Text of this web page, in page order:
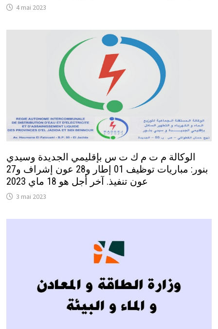
4 mai 2023
الوكالة م ت م ك ت س بإقليمي الجديدة وسيدي
بنور: مباريات توظيف 01 إطار و28 عون إشراف و27
عون تنفيذ. آخر أجل هو 18 ماي 2023
3 mai 2023